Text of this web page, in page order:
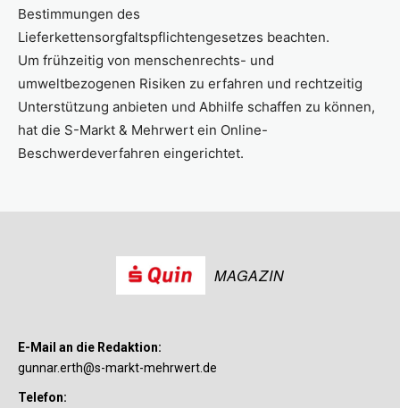
Bestimmungen des
Lieferkettensorgfaltspflichtengesetzes beachten.
Um frühzeitig von menschenrechts- und
umweltbezogenen Risiken zu erfahren und rechtzeitig
Unterstützung anbieten und Abhilfe schaffen zu können,
hat die S-Markt & Mehrwert ein Online-
Beschwerdeverfahren eingerichtet.
MAGAZIN
E-Mail an die Redaktion:
gunnar.erth@s-markt-mehrwert.de
Telefon: